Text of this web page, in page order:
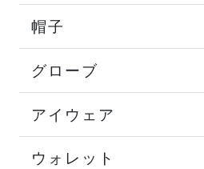
帽子
グローブ
アイウェア
ウォレット